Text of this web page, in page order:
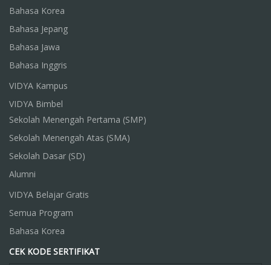
Bahasa Korea
Bahasa Jepang
Bahasa Jawa
Bahasa Inggris
VIDYA Kampus
VIDYA Bimbel
Sekolah Menengah Pertama (SMP)
Sekolah Menengah Atas (SMA)
Sekolah Dasar (SD)
Alumni
VIDYA Belajar Gratis
Semua Program
Bahasa Korea
CEK KODE SERTIFIKAT